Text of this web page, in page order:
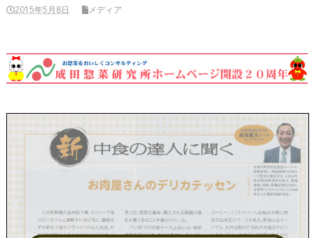
2015年5月8日 メディア